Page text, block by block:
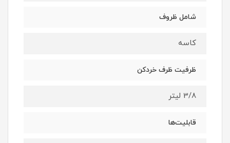
شامل ظروف
کاسه
ظرفیت ظرف خردکن
3/8 لیتر
قابلیت‌ها